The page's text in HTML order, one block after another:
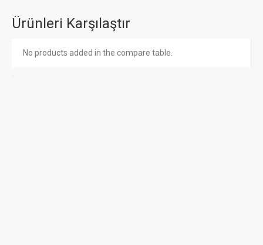
Ürünleri Karşılaştır
No products added in the compare table.